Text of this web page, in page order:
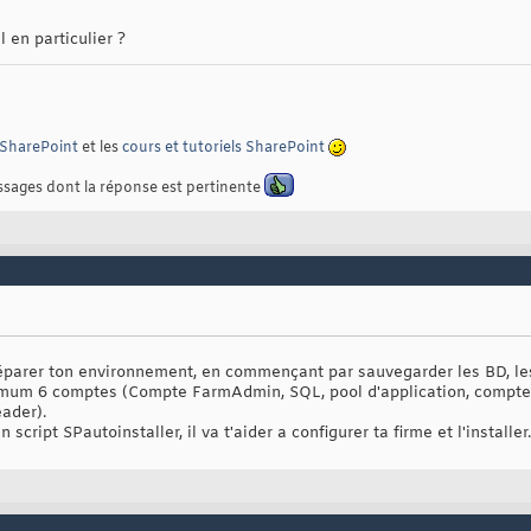
en particulier ?
et lescours et tutoriels SharePoint
dont la réponse est pertinente
ton environnement, en commençant par sauvegarder les BD,
6 comptes (Compte FarmAdmin, SQL, pool d'application,
script SPautoinstaller, il va t'aider a configurer ta firme et l'installer.